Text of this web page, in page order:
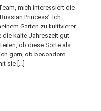
mich interessiert die
Princess’. Ich
Garten zu kultivieren
die kalte Jahreszeit gut
ob diese Sorte als
gern, ob besondere
sie […]